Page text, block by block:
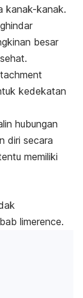
kanak-kanak.
besar
kedekatan
hubungan
diri secara
memiliki
limerence.